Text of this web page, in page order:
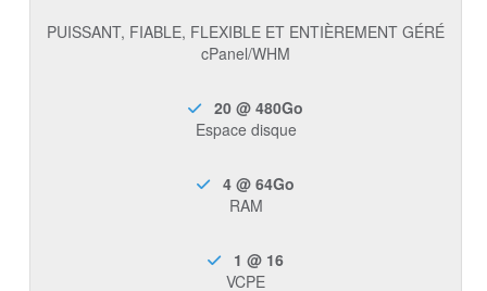
PUISSANT, FIABLE, FLEXIBLE ET ENTIÈREMENT GÉRÉ
cPanel/WHM
20 @ 480Go
Espace disque
4 @ 64Go
RAM
1 @ 16
VCPE